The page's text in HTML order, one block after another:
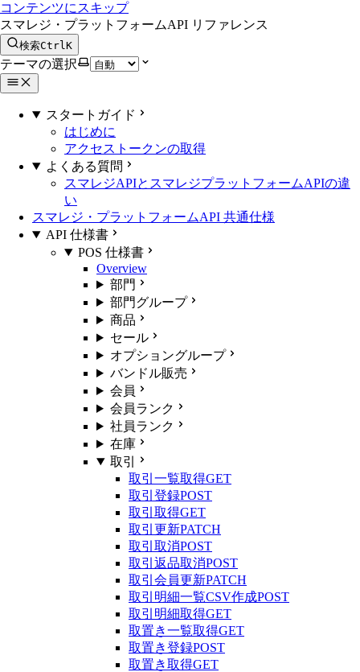
コンテンツにスキップ
スマレジ・プラットフォームAPI リファレンス
検索CtrlK
テーマの選択
スタートガイド
はじめに
アクセストークンの取得
よくある質問
スマレジAPIとスマレジプラットフォームAPIの違
い
スマレジ・プラットフォームAPI 共通仕様
API 仕様書
POS 仕様書
Overview
部門
部門グループ
商品
セール
オプショングループ
バンドル販売
会員
会員ランク
社員ランク
在庫
取引
取引一覧取得GET
取引登録POST
取引取得GET
取引更新PATCH
取引取消POST
取引返品取消POST
取引会員更新PATCH
取引明細一覧CSV作成POST
取引明細取得GET
取置き一覧取得GET
取置き登録POST
取置き取得GET